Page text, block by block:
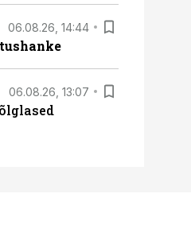
06.08.26, 14:44
06.08.26, 13:07